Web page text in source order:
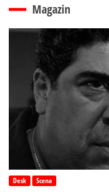
Magazin
Desk Scena